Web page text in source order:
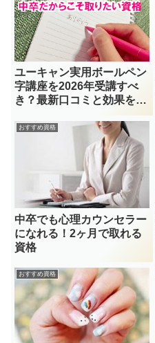
ユーキャン実用ボールペン
字講座を2026年受講すべ
き？最新口コミと効果を徹
おすすめ資格
中卒でも心理カウンセラー
になれる！2ヶ月で取れる
資格
おすすめ資格